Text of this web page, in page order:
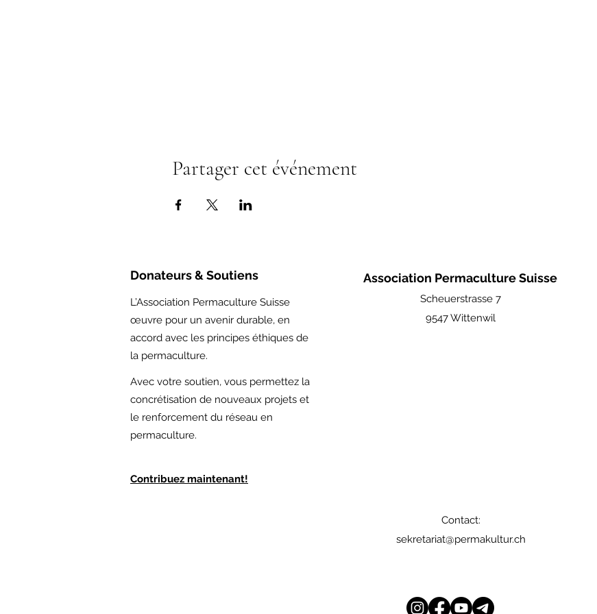
Partager cet événement
Donateurs & Soutiens
L’Association Permaculture Suisse
œuvre pour un avenir durable, en
accord avec les principes éthiques de
la permaculture.
Avec votre soutien, vous permettez la
concrétisation de nouveaux projets et
le renforcement du réseau en
permaculture.
Contribuez maintenant!
Association Permaculture Suisse
Scheuerstrasse 7
9547 Wittenwil
Contact:
sekretariat@permakultur.ch